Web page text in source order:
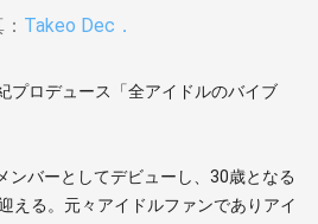
Takeo Dec．
プロデュース「全アイドルのバイブ
ンバーとしてデビューし、30歳となる
える。元々アイドルファンでありアイ